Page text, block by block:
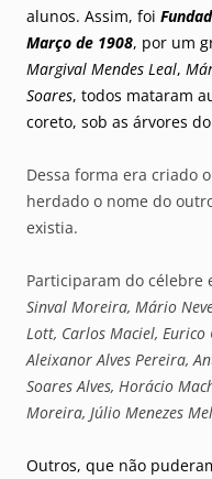
alunos. Assim, foi
Março de 1908, por um
Margival Mendes Leal,
Soares, todos mataram
coreto, sob as árvores
Dessa forma era criado
herdado o nome do
existia.
Participaram do célebre
Sinval Moreira, Mário
Lott, Carlos Maciel, Eurico
Aleixanor Alves Pereira,
Soares Alves, Horácio
Moreira, Júlio Menezes
Outros, que não